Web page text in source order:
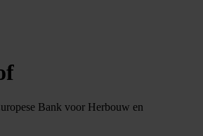
Bank voor Herbouw en